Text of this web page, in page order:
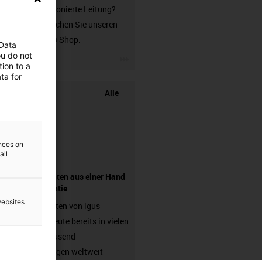
unkonfektionierte Leitung?
Dann besuchen Sie unseren
chainflex® Shop.
Alle
Komponenten aus einer Hand
- mit Garantie
Energieketten von igus
arbeiten heute bereits in vielen
hunderttausend
Anwendungen weltweit
do not
to a
for
on